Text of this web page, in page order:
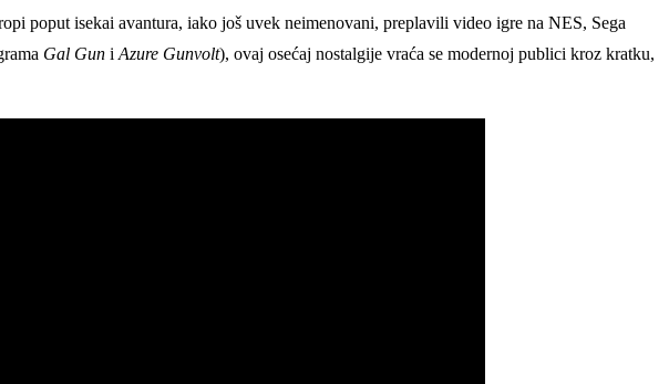
poput isekai avantura, iako još uvek neimenovani, preplavili video igre na NES, Sega
Gal Gun i Azure Gunvolt), ovaj osećaj nostalgije vraća se modernoj publici kroz kratku,